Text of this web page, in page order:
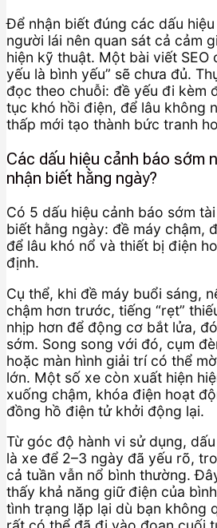
Để nhận biết đúng các dấu
người lái nên quan sát cả cảm
hiện kỹ thuật. Một bài viết SEO
yếu là bình yếu” sẽ chưa đủ.
đọc theo chuỗi: đề yếu đi kèm
tục khó hồi điện, để lâu không
thấp mới tạo thành bức tranh
Các dấu hiệu cảnh báo sớm
nhận biết hằng ngày?
Có 5 dấu hiệu cảnh báo sớm
biết hằng ngày: đề máy chậm,
để lâu khó nổ và thiết bị điện
định.
Cụ thể, khi đề máy buổi sáng,
chậm hơn trước, tiếng “rẹt”
nhịp hơn để động cơ bắt lửa,
sớm. Song song với đó, cụm
hoặc màn hình giải trí có thể
lớn. Một số xe còn xuất hiện
xuống chậm, khóa điện hoạt
đồng hồ điện tử khởi động lại.
Từ góc độ hành vi sử dụng,
là xe để 2–3 ngày đã yếu rõ,
cả tuần vẫn nổ bình thường.
thấy khả năng giữ điện của
tình trạng lặp lại dù bạn không